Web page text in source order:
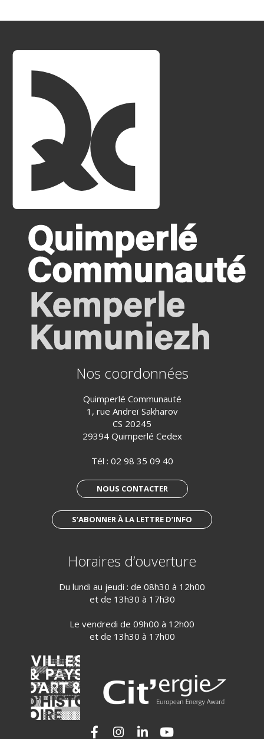
Nos coordonnées
Quimperlé Communauté
1, rue Andreï Sakharov
CS 20245
29394 Quimperlé Cedex
Tél : 02 98 35 09 40
NOUS CONTACTER
S’ABONNER À LA LETTRE D’INFO
Horaires d’ouverture
Du lundi au jeudi : de 08h30 à 12h00
et de 13h30 à 17h30
Le vendredi de 09h00 à 12h00
et de 13h30 à 17h00
Lien vers le compte Facebook
Lien vers le compte Instagram
Lien vers le compte